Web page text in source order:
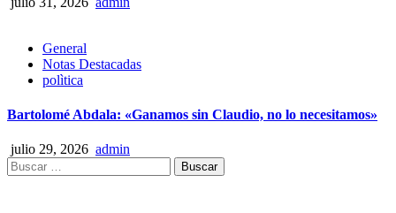
General
Notas Destacadas
polìtica
Bartolomé Abdala: «Ganamos sin Claudio, no lo necesitamos»
julio 29, 2026 admin